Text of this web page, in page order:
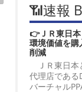
📶速報
👉ＪＲ東日
環境価値を
削減
ＪＲ東日本
代理店である
バーチャル